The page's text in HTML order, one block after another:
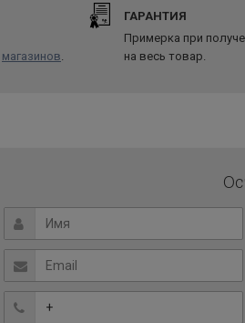
магазинов.
ГАРАНТИЯ
Примерка при
на весь товар.